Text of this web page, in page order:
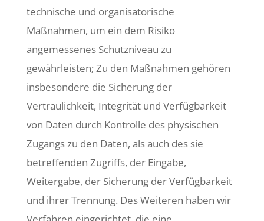
technische und organisatorische
Maßnahmen, um ein dem Risiko
angemessenes Schutzniveau zu
gewährleisten; Zu den Maßnahmen gehören
insbesondere die Sicherung der
Vertraulichkeit, Integrität und Verfügbarkeit
von Daten durch Kontrolle des physischen
Zugangs zu den Daten, als auch des sie
betreffenden Zugriffs, der Eingabe,
Weitergabe, der Sicherung der Verfügbarkeit
und ihrer Trennung. Des Weiteren haben wir